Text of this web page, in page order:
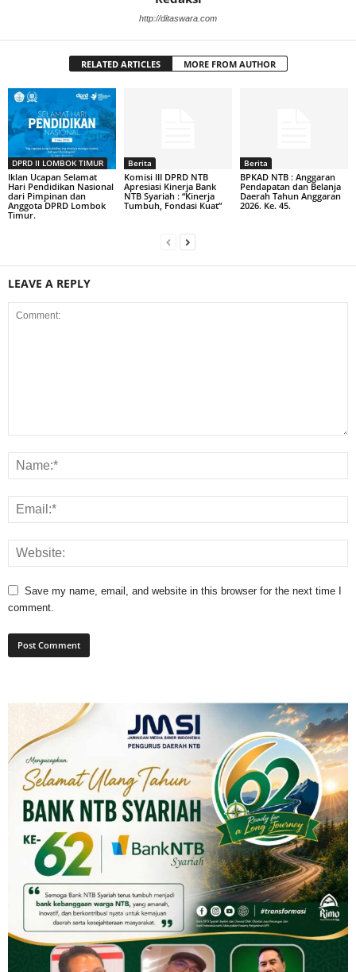
http://ditaswara.com
RELATED ARTICLES MORE FROM AUTHOR
DPRD II LOMBOK TIMUR
Iklan Ucapan Selamat
Hari Pendidikan Nasional
dari Pimpinan dan
Anggota DPRD Lombok
Timur.
Berita
Komisi III DPRD NTB
Apresiasi Kinerja Bank
NTB Syariah : “Kinerja
Tumbuh, Fondasi Kuat”
Berita
BPKAD NTB : Anggaran
Pendapatan dan Belanja
Daerah Tahun Anggaran
2026. Ke. 45.
LEAVE A REPLY
Save my name, email, and website in this browser for the next time I
comment.